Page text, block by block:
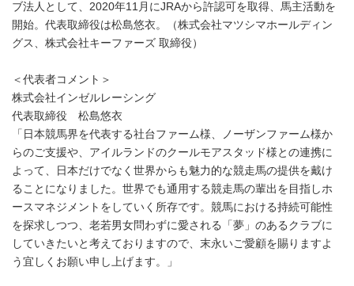
ブ法人として、2020年11月にJRAから許認可を取得、馬主活動を
開始。代表取締役は松島悠衣。（株式会社マツシマホールディン
グス、株式会社キーファーズ 取締役）
＜代表者コメント＞
株式会社インゼルレーシング
代表取締役 松島悠衣
「日本競馬界を代表する社台ファーム様、ノーザンファーム様か
らのご支援や、アイルランドのクールモアスタッド様との連携に
よって、日本だけでなく世界からも魅力的な競走馬の提供を戴け
ることになりました。世界でも通用する競走馬の輩出を目指しホ
ースマネジメントをしていく所存です。競馬における持続可能性
を探求しつつ、老若男女問わずに愛される「夢」のあるクラブに
していきたいと考えておりますので、末永いご愛顧を賜りますよ
う宜しくお願い申し上げます。」